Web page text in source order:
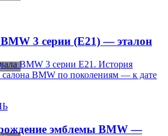
3 серии (E21) — эталон
BMW 3 серии E21. История
салона BMW по поколениям — к дате
эмблемы BMW —